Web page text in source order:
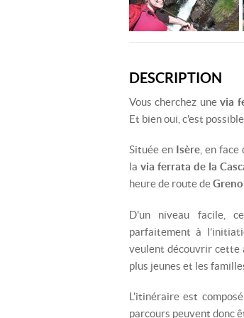
DESCRIPTION
Vous cherchez unevia
Et bien oui, c'est
Située en Isère, en face
la via ferrata de la
heure de route de
D'un niveau facile,
parfaitement à
veulent découvrir cette
plus jeunes et les
L'itinéraire est
parcours peuvent donc